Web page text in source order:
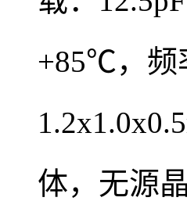
+85℃，频
体， 无源